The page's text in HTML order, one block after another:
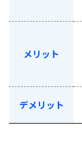
メリット
デメリット